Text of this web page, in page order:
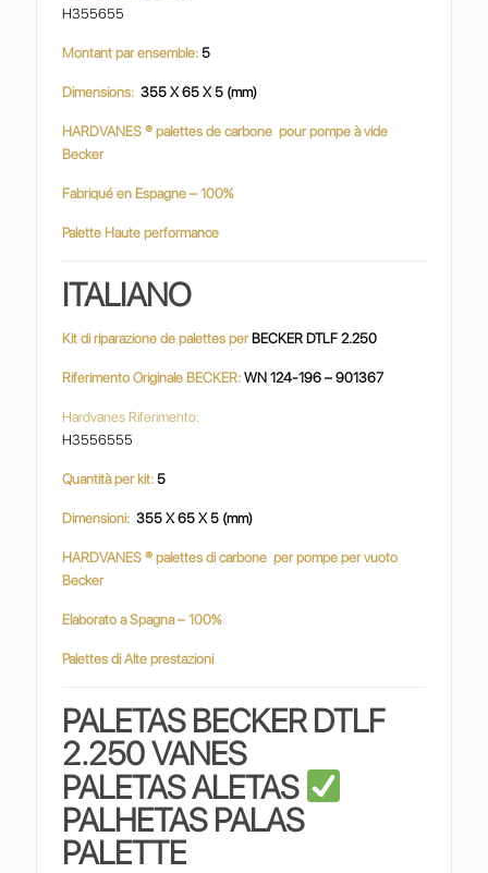
H355655
Montant par ensemble: 5
Dimensions:355 X 65 X 5 (mm)
HARDVANES® palettes de carbone pour pompe à vide
Becker
Fabriqué en Espagne – 100%
Palette Haute performance
ITALIANO
Kit di riparazione de palettes per BECKER DTLF 2.250
Riferimento Originale BECKER: WN 124-196 – 901367
Hardvanes Riferimento:
H3556555
Quantità per kit: 5
Dimensioni:355 X 65 X 5 (mm)
HARDVANES® palettes di carbone per pompe per vuoto
Becker
Elaborato a Spagna – 100%
Palettes di Alte prestazioni
PALETAS BECKER DTLF
2.250 VANES
PALETAS ALETAS
PALHETAS PALAS
PALETTE